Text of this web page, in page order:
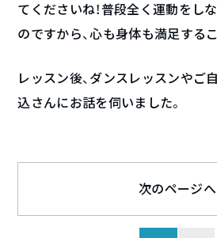
てくださいね！普段全く運動をし
のですから、心も身体も満足する
レッスン後、ダンスレッスンやご
込さんにお話を伺いました。
次のページへ